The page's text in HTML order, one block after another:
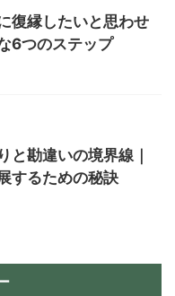
復縁したいと思わせ
6つのステップ
と勘違いの境界線｜
するための秘訣